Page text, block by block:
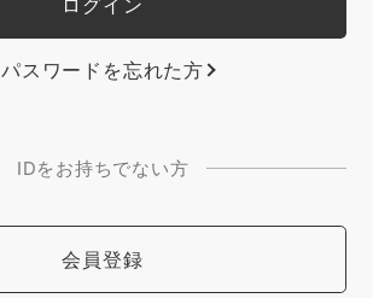
パスワードを忘れた方
IDをお持ちでない方
会員登録